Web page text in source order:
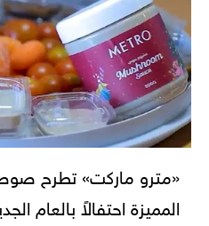
«مترو ماركت» تطرح
المميزة احتفالاً بالعام